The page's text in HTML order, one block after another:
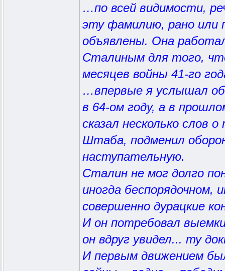
…по всей видимости,
эту фамилию, рано или
объявлены. Она
Сталиным для того,
месяцев войны 41-го
…впервые я услышал об
в 64-ом году, а в
сказал несколько слов
Штаба, подменил
наступательную.
Сталин не мог долго
иногда беспорядочном,
совершенно дурацкие
И он потребовал
он вдруг увидел... ту
И первым движением